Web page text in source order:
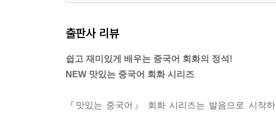
말하기 到?都是?力
읽 기 ?肥
출판사 리뷰
쉽고 재미있게 배우는 중국어 회화의 정석!
NEW 맛있는 중국어 회화 시리즈
『맛있는 중국어』 회화 시리즈는 발음으로 시작